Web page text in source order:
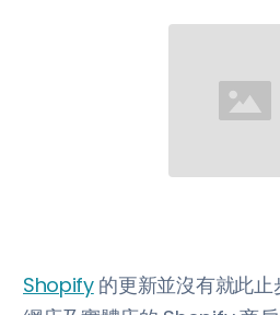
Shopify的更新並沒有就此止